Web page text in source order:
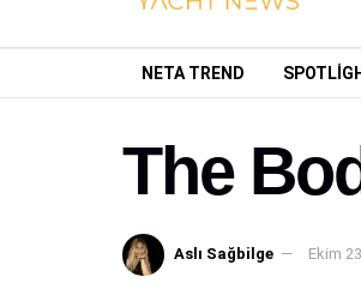
NETA TREND
The
Aslı Sağbilge Ekim